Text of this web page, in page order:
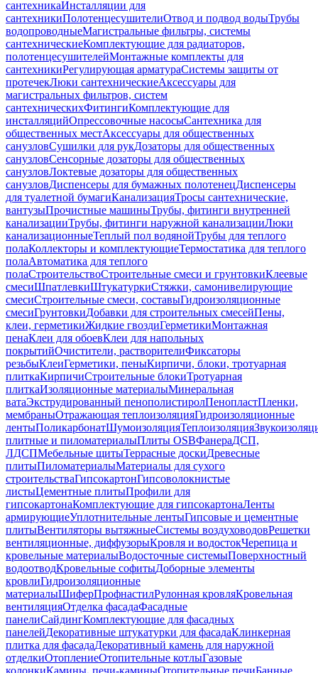
сантехникаИнсталляции для
сантехникиПолотенцесушителиОтвод и подвод водыТрубы
водопроводныеМагистральные фильтры, системы
сантехническиеКомплектующие для радиаторов,
полотенцесушителейМонтажные комплекты для
сантехникиРегулирующая арматураСистемы защиты от
протечекЛюки сантехническиеАксессуары для
магистральных фильтров, систем
сантехническихФитингиКомплектующие для
инсталляцийОпрессовочные насосыСантехника для
общественных местАксессуары для общественных
санузловСушилки для рукДозаторы для общественных
санузловСенсорные дозаторы для общественных
санузловЛоктевые дозаторы для общественных
санузловДиспенсеры для бумажных полотенецДиспенсеры
для туалетной бумагиКанализацияТросы сантехнические,
вантузыПрочистные машиныТрубы, фитинги внутренней
канализацииТрубы, фитинги наружной канализацииЛюки
канализационныеТеплый пол водянойТрубы для теплого
полаКоллекторы и комплектующиеТермостатика для теплого
полаАвтоматика для теплого
полаСтроительствоСтроительные смеси и грунтовкиКлеевые
смесиШпатлевкиШтукатуркиСтяжки, самонивелирующие
смесиСтроительные смеси, составыГидроизоляционные
смесиГрунтовкиДобавки для строительных смесейПены,
клеи, герметикиЖидкие гвоздиГерметикиМонтажная
пенаКлеи для обоевКлеи для напольных
покрытийОчистители, растворителиФиксаторы
резьбыКлеиГерметики, пеныКирпичи, блоки, тротуарная
плиткаКирпичиСтроительные блокиТротуарная
плиткаИзоляционные материалыМинеральная
ватаЭкструдированный пенополистиролПенопластПленки,
мембраныОтражающая теплоизоляцияГидроизоляционные
лентыПоликарбонатШумоизоляцияТеплоизоляция
плитные и пиломатериалыПлиты OSBФанераДСП,
ЛДСПМебельные щитыТеррасные доскиДревесные
плитыПиломатериалыМатериалы для сухого
строительстваГипсокартонГипсоволокнистые
листыЦементные плитыПрофили для
гипсокартонаКомплектующие для гипсокартонаЛенты
армирующиеУплотнительные лентыГипсовые и цементные
плитыВентиляторы вытяжныеСистемы воздуховодовРешетки
вентиляционные, диффузорыКровля и водостокЧерепица и
кровельные материалыВодосточные системыПоверхностный
водоотводКровельные софитыДоборные элементы
кровлиГидроизоляционные
материалыШиферПрофнастилРулонная кровляКровельная
вентиляцияОтделка фасадаФасадные
панелиСайдингКомплектующие для фасадных
панелейДекоративные штукатурки для фасадаКлинкерная
плитка для фасадаДекоративный камень для наружной
отделкиОтоплениеОтопительные котлыГазовые
колонкиКамины, печи-каминыОтопительные печиБанные